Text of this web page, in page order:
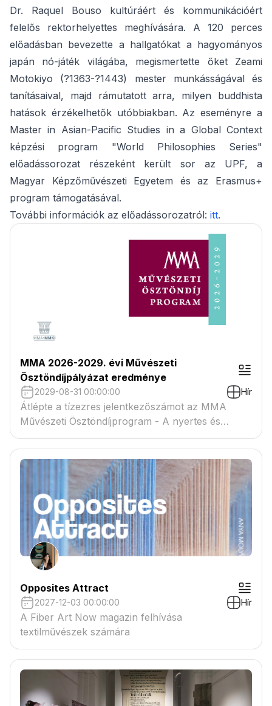
Dr. Raquel Bouso kultúráért és kommunikációért
felelős rektorhelyettes meghívására. A 120 perces
előadásban bevezette a hallgatókat a hagyományos
japán nó-játék világába, megismertette őket Zeami
Motokiyo (?1363-?1443) mester munkásságával és
tanításaival, majd rámutatott arra, milyen buddhista
hatások érzékelhetők utóbbiakban. Az eseményre a
Master in Asian-Pacific Studies in a Global Context
képzési program "World Philosophies Series"
előadássorozat részeként került sor az UPF, a
Magyar Képzőművészeti Egyetem és az Erasmus+
program támogatásával.
További információk az előadássorozatról: itt.
MMA 2026-2029. évi Művészeti
Ösztöndíjpályázat eredménye
2029-08-31 00:00:00 Hír
Átlépte a tízezres jelentkezőszámot az MMA
Művészeti Ösztöndíjprogram - A nyertes és
tartaléklistás pályázók névsora megtekinthető a
csatolmányban
Opposites Attract
2027-12-03 00:00:00 Hír
A Fiber Art Now magazin felhívása
textilművészek számára